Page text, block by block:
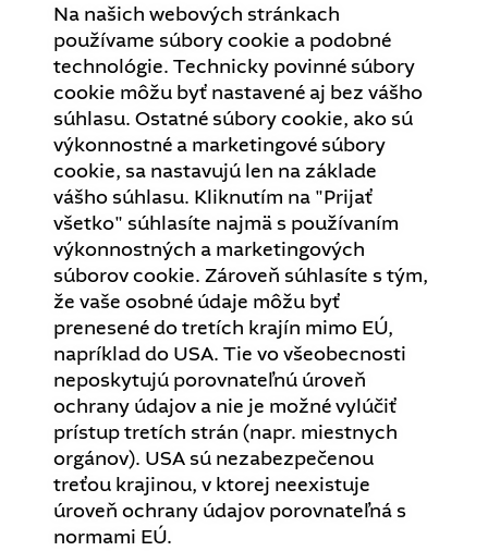
Na našich webových stránkach
používame súbory cookie a podobné
technológie. Technicky povinné súbory
cookie môžu byť nastavené aj bez vášho
súhlasu. Ostatné súbory cookie, ako sú
výkonnostné a marketingové súbory
cookie, sa nastavujú len na základe
vášho súhlasu. Kliknutím na "Prijať
všetko" súhlasíte najmä s používaním
výkonnostných a marketingových
súborov cookie. Zároveň súhlasíte s tým,
že vaše osobné údaje môžu byť
prenesené do tretích krajín mimo EÚ,
napríklad do USA. Tie vo všeobecnosti
neposkytujú porovnateľnú úroveň
ochrany údajov a nie je možné vylúčiť
prístup tretích strán (napr. miestnych
orgánov). USA sú nezabezpečenou
treťou krajinou, v ktorej neexistuje
úroveň ochrany údajov porovnateľná s
normami EÚ.